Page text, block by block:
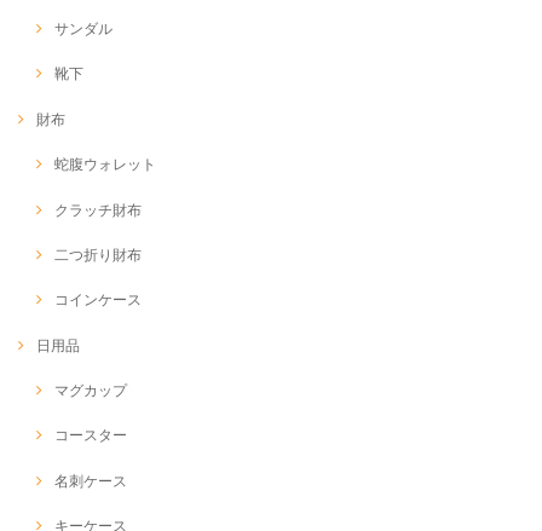
サンダル
靴下
財布
蛇腹ウォレット
クラッチ財布
二つ折り財布
コインケース
日用品
マグカップ
コースター
名刺ケース
キーケース